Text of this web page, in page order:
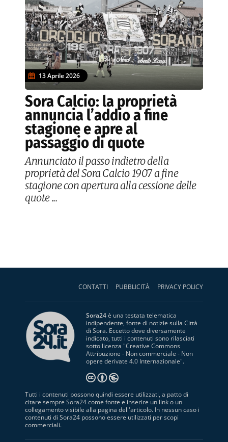
13 Aprile 2026
Sora Calcio: la proprietà
annuncia l’addio a fine
stagione e apre al
passaggio di quote
Annunciato il passo indietro della
proprietà del Sora Calcio 1907 a fine
stagione con apertura alla cessione delle
quote ...
CONTATTI PUBBLICITÀ PRIVACY POLICY
Sora24è una testata telematica
indipendente, fonte di notizie sulla Città
di Sora. Eccetto dove diversamente
indicato, tutti i contenuti sono rilasciati
sotto licenza "Creative Commons
Attribuzione - Non commerciale - Non
opere derivate 4.0 Internazionale".
Tutti i contenuti possono quindi essere utilizzati, a patto di
citare sempre Sora24 come fonte e inserire un link o un
collegamento visibile alla pagina dell'articolo. In nessun caso i
contenuti di Sora24 possono essere utilizzati per scopi
commerciali.